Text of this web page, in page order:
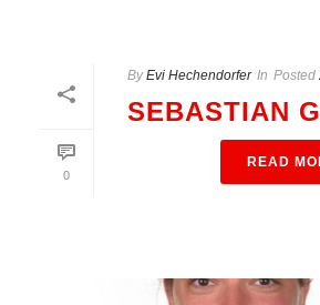
0
By Evi Hechendorfer In Posted
SEBASTIAN
READ